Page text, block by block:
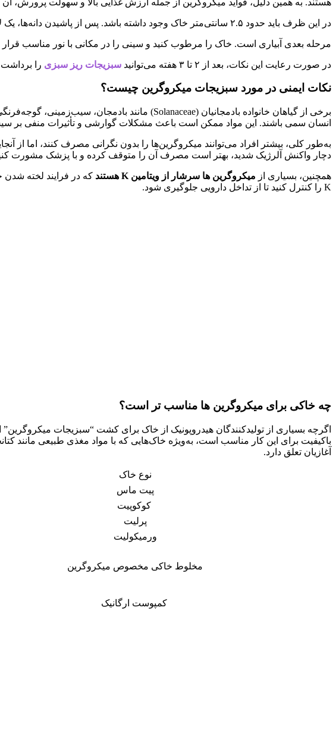
هستند. به همین دلیل، فواید میکروگرین از جمله ارزش غذایی بالا و سهولت پرورش،
در این ظرف باید حدود ۲.۵ سانتی‌متر خاک وجود داشته باشد. پس از پاشیدن دانه‌ها، یک لایه نازک خاک روی آن‌ها بریزید تا به خوبی پوشانده شوند.
مرحله بعدی آبیاری است. خاک را مرطوب کنید و سینی را در مکانی با نور مناسب
در صورت رعایت این نکات، بعد از ۲ تا ۳ هفته می‌توانید سبزیجات ریز سبزی را
نکات ایمنی در مورد سبزیجات میکروگرین چیست؟
انسان سمی باشند. این مواد ممکن است باعث مشکلات گوارشی و تأثیرات منفی بر
به‌طور کلی، بیشتر افراد می‌توانند میکروگرین‌ها را بدون نگرانی مصرف کنند، اما
دچار واکنش آلرژیک شدید، بهتر است مصرف آن را متوقف کرده و با پزشک مشورت
همچنین، بسیاری از میکروگرین‌ ها سرشار از ویتامین K هستند
که در فرایند لخته شدن
K را کنترل کنید تا از تداخل دارویی جلوگیری شود.
چه خاکی برای میکروگرین ها مناسب تر است؟
اگرچه بسیاری از تولیدکنندگان هیدروپونیک از خاک برای کشت “سبزیجات
باکیفیت برای این کار مناسب است، به‌ویژه خاک‌هایی که با مواد مغذی طبیعی مانند
آغازیان تعلق دارد.
نوع خاک
پیت ماس
کوکوپیت
پرلیت
ورمیکولیت
مخلوط خاکی مخصوص میکروگرین
کمپوست ارگانیک